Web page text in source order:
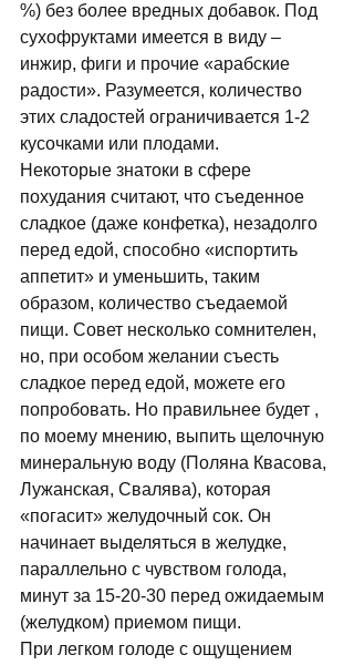
%) без более вредных добавок. Под
сухофруктами имеется в виду –
инжир, фиги и прочие «арабские
радости». Разумеется, количество
этих сладостей ограничивается 1-2
кусочками или плодами.
Некоторые знатоки в сфере
похудания считают, что съеденное
сладкое (даже конфетка), незадолго
перед едой, способно «испортить
аппетит» и уменьшить, таким
образом, количество съедаемой
пищи. Совет несколько сомнителен,
но, при особом желании съесть
сладкое перед едой, можете его
попробовать. Но правильнее будет ,
по моему мнению, выпить щелочную
минеральную воду (Поляна Квасова,
Лужанская, Свалява), которая
«погасит» желудочный сок. Он
начинает выделяться в желудке,
параллельно с чувством голода,
минут за 15-20-30 перед ожидаемым
(желудком) приемом пищи.
При легком голоде с ощущением